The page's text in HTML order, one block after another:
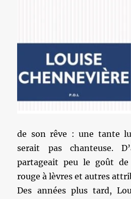
de son rêve : une tante
serait pas chanteuse.
partageait peu le goût
rouge à lèvres et autres
Des années plus tard,